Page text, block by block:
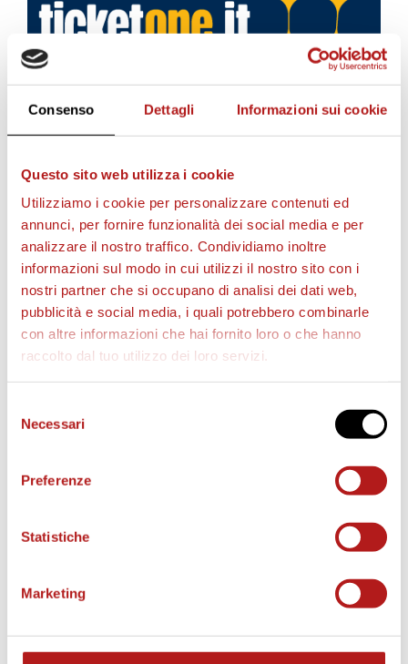
Consenso Dettagli Informazioni sui cookie
Questo sito web utilizza i cookie
Utilizziamo i cookie per personalizzare contenuti ed
annunci, per fornire funzionalità dei social media e per
analizzare il nostro traffico. Condividiamo inoltre
informazioni sul modo in cui utilizzi il nostro sito con i
nostri partner che si occupano di analisi dei dati web,
pubblicità e social media, i quali potrebbero combinarle
con altre informazioni che hai fornito loro o che hanno
raccolto dal tuo utilizzo dei loro servizi.
delNecessari
Preferenze
Statistiche
Marketing
AS CITTADELLA STORE